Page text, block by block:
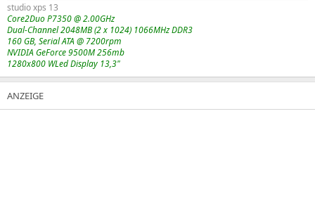
studio xps 13
Core2Duo P7350 @ 2.00GHz
Dual-Channel 2048MB (2 x 1024) 1066MHz DDR3
160 GB, Serial ATA @ 7200rpm
NVIDIA GeForce 9500M 256mb
1280x800 WLed Display 13,3"